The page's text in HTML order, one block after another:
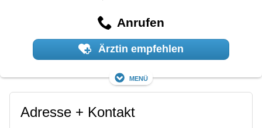
Anrufen
Ärztin empfehlen
Menü
Adresse + Kontakt